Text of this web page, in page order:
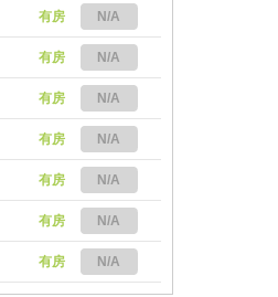
有房 N/A
有房 N/A
有房 N/A
有房 N/A
有房 N/A
有房 N/A
有房 N/A